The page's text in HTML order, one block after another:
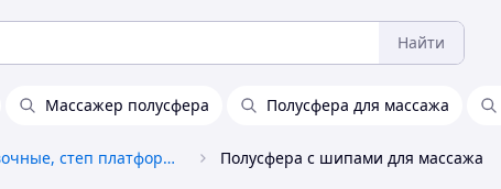
Найти
Массажер полусфера Полусфера для массажа
Балансировочные, степ платформы Полусфера с шипами для массажа